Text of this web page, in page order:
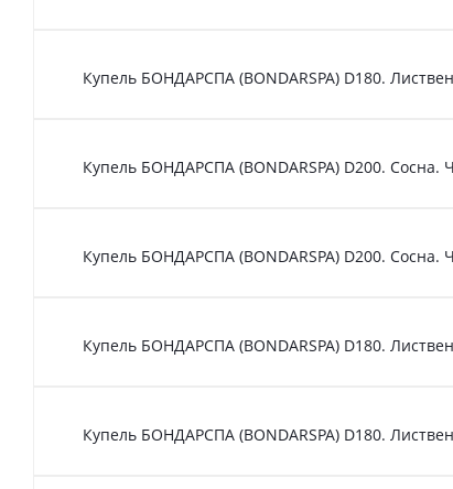
Купель БОНДАРСПА (BONDARSPA) D180.
Купель БОНДАРСПА (BONDARSPA) D200. Сосна.
Купель БОНДАРСПА (BONDARSPA) D200. Сосна.
Купель БОНДАРСПА (BONDARSPA) D180.
Купель БОНДАРСПА (BONDARSPA) D180.